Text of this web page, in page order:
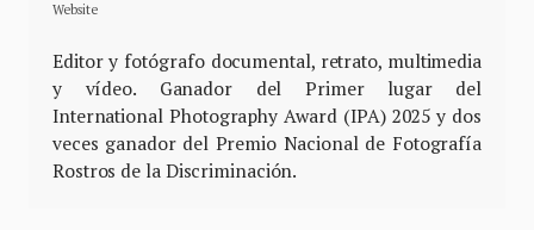
Website
Editor y fotógrafo documental, retrato, multimedia
y vídeo. Ganador del Primer lugar del
International Photography Award (IPA) 2025 y dos
veces ganador del Premio Nacional de Fotografía
Rostros de la Discriminación.